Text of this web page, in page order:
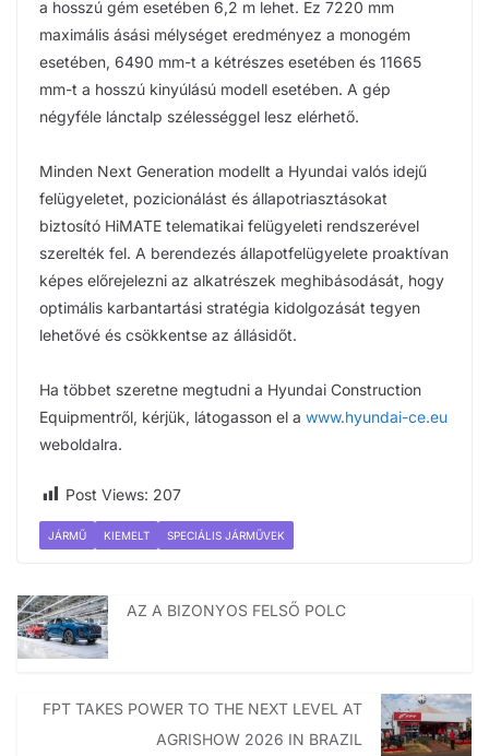
a hosszú gém esetében 6,2 m lehet. Ez 7220 mm
maximális ásási mélységet eredményez a monogém
esetében, 6490 mm-t a kétrészes esetében és 11665
mm-t a hosszú kinyúlású modell esetében. A gép
négyféle lánctalp szélességgel lesz elérhető.
Minden Next Generation modellt a Hyundai valós idejű
felügyeletet, pozicionálást és állapotriasztásokat
biztosító HiMATE telematikai felügyeleti rendszerével
szerelték fel. A berendezés állapotfelügyelete proaktívan
képes előrejelezni az alkatrészek meghibásodását, hogy
optimális karbantartási stratégia kidolgozását tegyen
lehetővé és csökkentse az állásidőt.
Ha többet szeretne megtudni a Hyundai Construction
Equipmentről, kérjük, látogasson el a www.hyundai-ce.eu
weboldalra.
Post Views: 207
JÁRMŰ KIEMELT SPECIÁLIS JÁRMŰVEK
AZ A BIZONYOS FELSŐ POLC
FPT TAKES POWER TO THE NEXT LEVEL AT
AGRISHOW 2026 IN BRAZIL